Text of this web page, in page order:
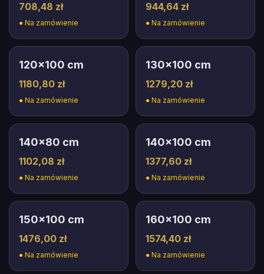
708,48 zł
● Na zamówienie
944,64 zł
● Na zamówienie
120×100 cm
1180,80 zł
● Na zamówienie
130×100 cm
1279,20 zł
● Na zamówienie
140×80 cm
1102,08 zł
● Na zamówienie
140×100 cm
1377,60 zł
● Na zamówienie
150×100 cm
1476,00 zł
● Na zamówienie
160×100 cm
1574,40 zł
● Na zamówienie